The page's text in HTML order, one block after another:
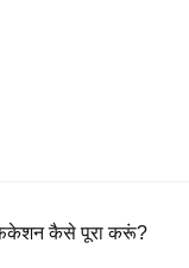
कैसे पूरा करूं?